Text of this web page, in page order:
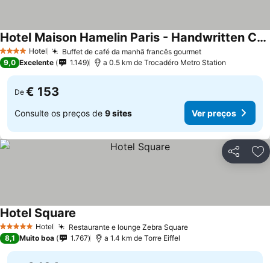
4 EstrelasHotel Buffet de café da manhã francês gourmet
Hotel Maison Hamelin Paris - Handwritten Collection
9,0 Excelente 1.149 a 0.5 km de Trocadéro Metro Station
De € 153
Consulte os preços de 9 sites Ver preços
Partilhar
5 Estrelas Hotel Restaurante e lounge Zebra Square
Hotel Square
8,1 Muito boa 1.767 a 1.4 km de Torre Eiffel